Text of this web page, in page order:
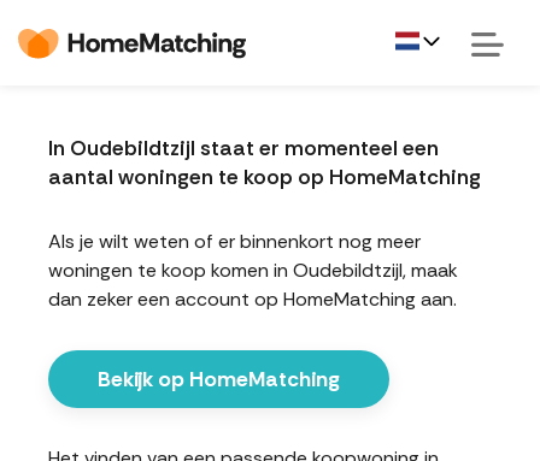
In Oudebildtzijl staat er momenteel een
aantal woningen te koop op HomeMatching
Als je wilt weten of er binnenkort nog meer
woningen te koop komen in Oudebildtzijl, maak
dan zeker een account op HomeMatching aan.
Bekijk op HomeMatching